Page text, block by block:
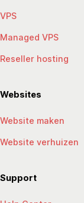
VPS
Managed VPS
Reseller hosting
Websites
Website maken
Website verhuizen
Support